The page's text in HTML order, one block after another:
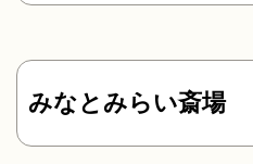
みなとみらい斎場